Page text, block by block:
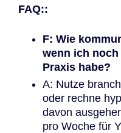
FAQ::
F: Wie
wenn ich
Praxis habe?
A: Nutze
oder rechne
davon
pro Woche für